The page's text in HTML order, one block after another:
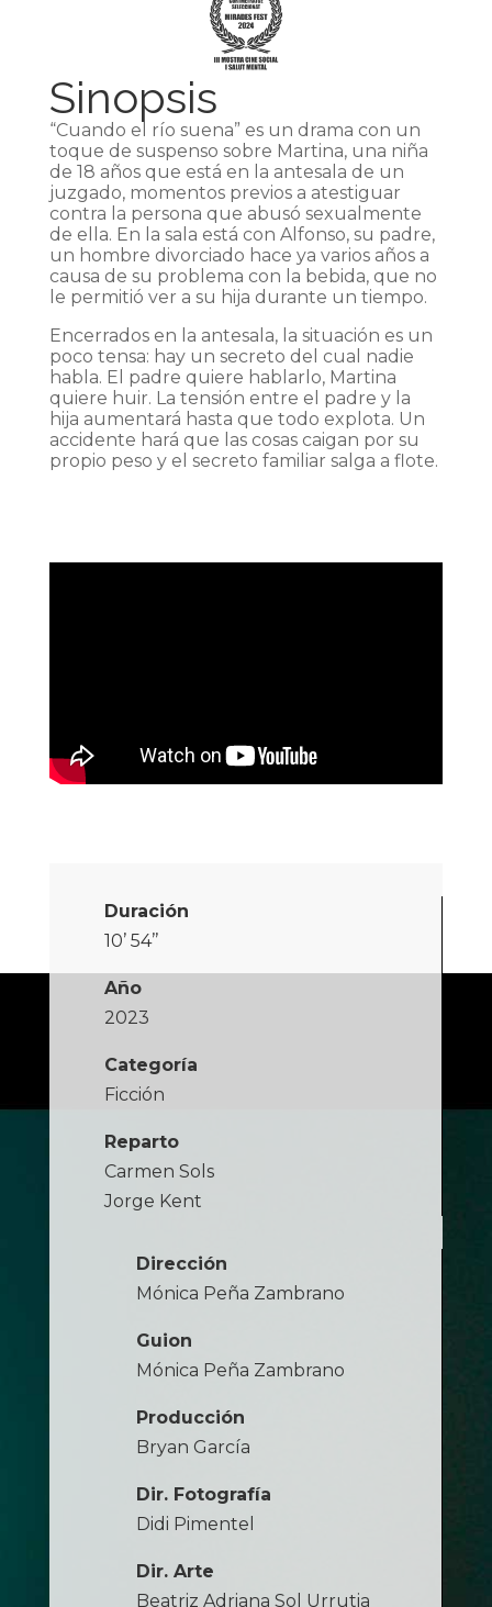
Sinopsis
“Cuando el río suena” es un drama con un
toque de suspenso sobre Martina, una niña
de 18 años que está en la antesala de un
juzgado, momentos previos a atestiguar
contra la persona que abusó sexualmente
de ella. En la sala está con Alfonso, su padre,
un hombre divorciado hace ya varios años a
causa de su problema con la bebida, que no
le permitió ver a su hija durante un tiempo.
Encerrados en la antesala, la situación es un
poco tensa: hay un secreto del cual nadie
habla. El padre quiere hablarlo, Martina
quiere huir. La tensión entre el padre y la
hija aumentará hasta que todo explota. Un
accidente hará que las cosas caigan por su
propio peso y el secreto familiar salga a flote.
Duración
10’ 54’’
Año
2023
Categoría
Ficción
Reparto
Carmen Sols
Jorge Kent
Dirección
Mónica Peña Zambrano
Guion
Mónica Peña Zambrano
Producción
Bryan García
Dir. Fotografía
Didi Pimentel
Dir. Arte
Beatriz Adriana Sol Urrutia